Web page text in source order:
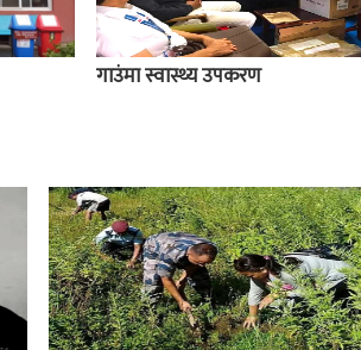
गाउंमा स्वास्थ्य उपकरण